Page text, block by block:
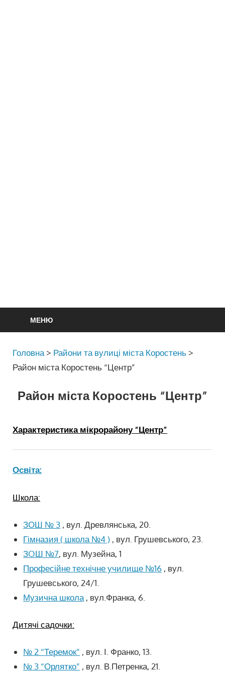
МЕНЮ
Головна > Райони та вулиці міста Коростень >
Район міста Коростень “Центр”
Район міста Коростень “Центр”
Характеристика мікрорайону “Центр”
Освіта:
Школа:
ЗОШ № 3 , вул. Древлянська, 20.
Гімназия ( школа №4 ) , вул. Грушевського, 23.
ЗOШ №7, вул. Музейна, 1
Професійне технічне училище №16 , вул.
Грушевського, 24/1.
Музична школа , вул.Франка, 6.
Дитячі садочки:
№ 2 “Теремок” , вул. І. Франко, 13.
№ 3 “Орлятко” , вул. В.Петренка, 21.